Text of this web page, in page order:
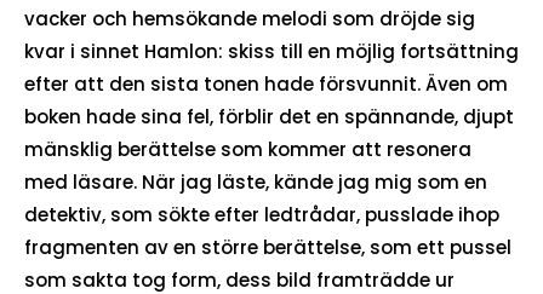
vacker och hemsökande melodi som dröjde sig
kvar i sinnet Hamlon: skiss till en möjlig fortsättning
efter att den sista tonen hade försvunnit. Även om
boken hade sina fel, förblir det en spännande, djupt
mänsklig berättelse som kommer att resonera
med läsare. När jag läste, kände jag mig som en
detektiv, som sökte efter ledtrådar, pusslade ihop
fragmenten av en större berättelse, som ett pussel
som sakta tog form, dess bild framträdde ur